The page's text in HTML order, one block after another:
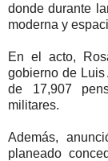
donde durante
moderna y
En el acto,
gobierno de
de 17,907
militares.
Además,
planeado